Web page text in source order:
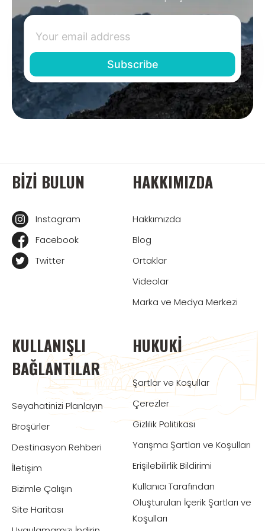
BIZI BULUN
Instagram
Facebook
Twitter
HAKKIMIZDA
Hakkımızda
Blog
Ortaklar
Videolar
Marka ve Medya Merkezi
KULLANIŞLI
BAĞLANTILAR
Seyahatinizi Planlayın
Broşürler
Destinasyon Rehberi
İletişim
Bizimle Çalışın
Site Haritası
HUKUKI
Şartlar ve Koşullar
Çerezler
Gizlilik Politikası
Yarışma Şartları ve Koşulları
Erişilebilirlik Bildirimi
Kullanıcı Tarafından
Oluşturulan İçerik Şartları ve
Koşulları